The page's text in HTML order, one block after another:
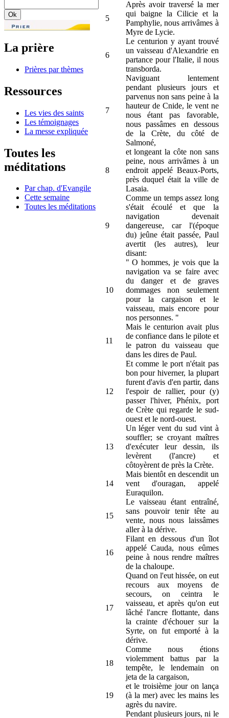
La prière
Prières par thèmes
Ressources
Les vies des saints
Les témoignages
La messe expliquée
Toutes les
méditations
Par chap. d'Evangile
Cette semaine
Toutes les méditations
5
Après avoir traversé la mer
qui baigne la Cilicie et la
Pamphylie, nous arrivâmes à
Myre de Lycie.
6
Le centurion y ayant trouvé
un vaisseau d'Alexandrie en
partance pour l'Italie, il nous
transborda.
7
Naviguant lentement
pendant plusieurs jours et
parvenus non sans peine à la
hauteur de Cnide, le vent ne
nous étant pas favorable,
nous passâmes en dessous
de la Crète, du côté de
Salmoné,
8
et longeant la côte non sans
peine, nous arrivâmes à un
endroit appelé Beaux-Ports,
près duquel était la ville de
Lasaia.
9
Comme un temps assez long
s'était écoulé et que la
navigation devenait
dangereuse, car l'(époque
du) jeûne était passée, Paul
avertit (les autres), leur
disant:
10
" O hommes, je vois que la
navigation va se faire avec
du danger et de graves
dommages non seulement
pour la cargaison et le
vaisseau, mais encore pour
nos personnes. "
11
Mais le centurion avait plus
de confiance dans le pilote et
le patron du vaisseau que
dans les dires de Paul.
12
Et comme le port n'était pas
bon pour hiverner, la plupart
furent d'avis d'en partir, dans
l'espoir de rallier, pour (y)
passer l'hiver, Phénix, port
de Crète qui regarde le sud-
ouest et le nord-ouest.
13
Un léger vent du sud vint à
souffler; se croyant maîtres
d'exécuter leur dessin, ils
levèrent (l'ancre) et
côtoyèrent de près la Crète.
14
Mais bientôt en descendit un
vent d'ouragan, appelé
Euraquilon.
15
Le vaisseau étant entraîné,
sans pouvoir tenir tête au
vente, nous nous laissâmes
aller à la dérive.
16
Filant en dessous d'un îlot
appelé Cauda, nous eûmes
peine à nous rendre maîtres
de la chaloupe.
17
Quand on l'eut hissée, on eut
recours aux moyens de
secours, on ceintra le
vaisseau, et après qu'on eut
lâché l'ancre flottante, dans
la crainte d'échouer sur la
Syrte, on fut emporté à la
dérive.
18
Comme nous étions
violemment battus par la
tempête, le lendemain on
jeta de la cargaison,
19
et le troisième jour on lança
(à la mer) avec les mains les
agrès du navire.
Pendant plusieurs jours, ni le